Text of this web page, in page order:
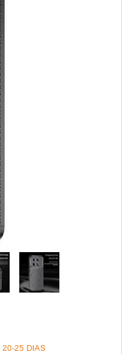
20-25 DIAS